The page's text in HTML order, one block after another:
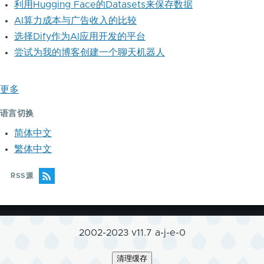
利用Hugging Face的Datasets来保存数据
AI算力成本与广告收入的比较
选择Dify作为AI应用开发的平台
尝试为我的博客创建一个聊天机器人
更多
语言切换
简体中文
繁体中文
RSS源
2002-2023 v11.7 a-j-e-0